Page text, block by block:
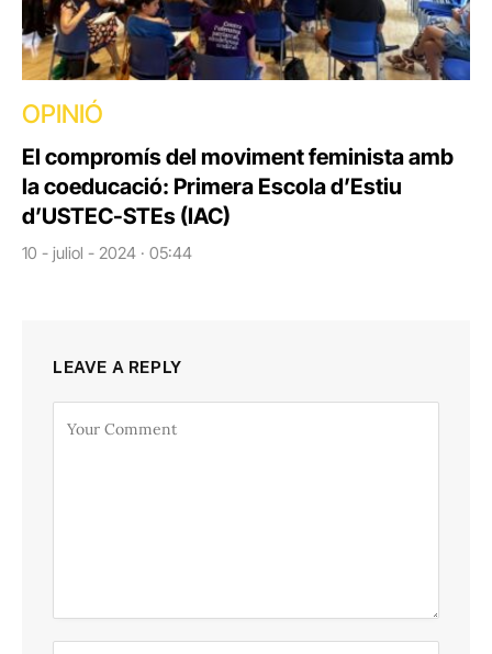
OPINIÓ
El compromís del moviment feminista amb
la coeducació: Primera Escola d’Estiu
d’USTEC-STEs (IAC)
10 - juliol - 2024 · 05:44
LEAVE A REPLY